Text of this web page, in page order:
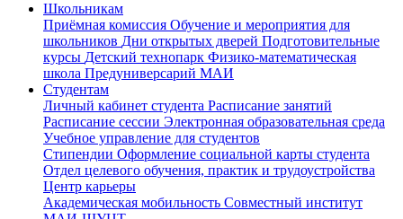
Школьникам
Приёмная комиссия Обучение и мероприятия для
школьников Дни открытых дверей Подготовительные
курсы Детский технопарк Физико-математическая
школа Предуниверсарий МАИ
Студентам
Личный кабинет студента Расписание занятий
Расписание сессии Электронная образовательная среда
Учебное управление для студентов
Стипендии Оформление социальной карты студента
Отдел целевого обучения, практик и трудоустройства
Центр карьеры
Академическая мобильность Совместный институт